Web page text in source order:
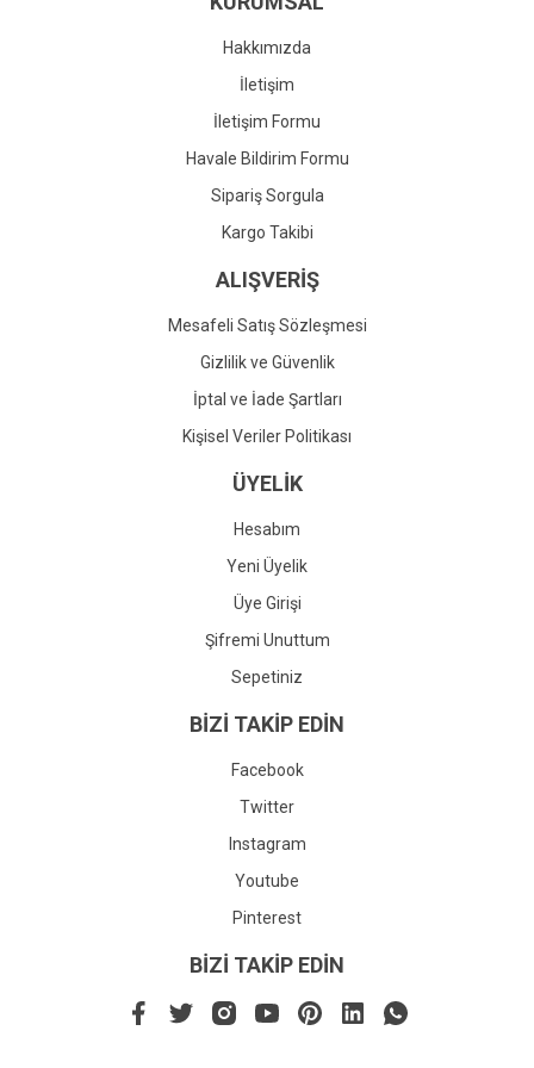
Gönder
Hakkımızda
İletişim
İletişim Formu
Havale Bildirim Formu
Sipariş Sorgula
Kargo Takibi
ALIŞVERİŞ
Mesafeli Satış Sözleşmesi
Gizlilik ve Güvenlik
İptal ve İade Şartları
Kişisel Veriler Politikası
ÜYELİK
Hesabım
Yeni Üyelik
Üye Girişi
Şifremi Unuttum
Sepetiniz
BİZİ TAKİP EDİN
Facebook
Twitter
Instagram
Youtube
Pinterest
BİZİ TAKİP EDİN